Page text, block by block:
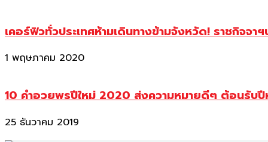
เคอร์ฟิวทั่วประเทศห้ามเดินทางข้ามจังหวัด! ราชกิจจา
1 พฤษภาคม 2020
10 คำอวยพรปีใหม่ 2020 ส่งความหมายดีๆ ต้อนรับ
25 ธันวาคม 2019